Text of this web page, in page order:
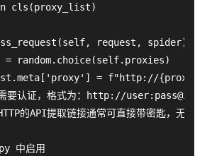
cls(proxy_list)
request, spider):
= random.choice(self.proxies)
= f"http://{proxy}"
要认证，格式为：http://
的API提取链接通常可直接带密匙，无需单
中启用